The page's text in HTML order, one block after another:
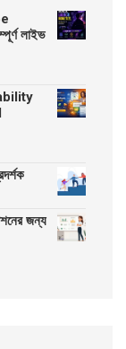
লাইভ
জন্য